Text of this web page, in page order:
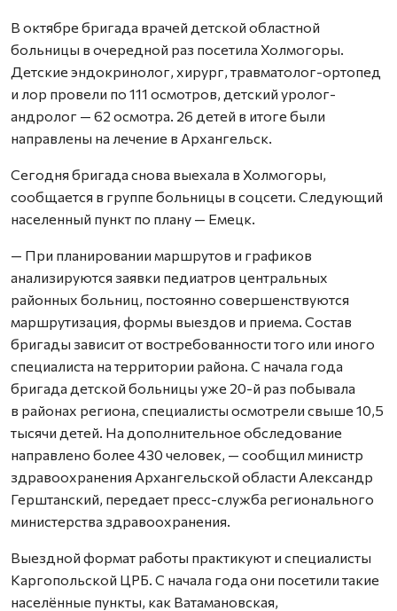
В октябре бригада врачей детской областной
больницы в очередной раз посетила Холмогоры.
Детские эндокринолог, хирург, травматолог-ортопед
и лор провели по 111 осмотров, детский уролог-
андролог — 62 осмотра. 26 детей в итоге были
направлены на лечение в Архангельск.
Сегодня бригада снова выехала в Холмогоры,
сообщается в группе больницы в соцсети. Следующий
населенный пункт по плану — Емецк.
— При планировании маршрутов и графиков
анализируются заявки педиатров центральных
районных больниц, постоянно совершенствуются
маршрутизация, формы выездов и приема. Состав
бригады зависит от востребованности того или иного
специалиста на территории района. С начала года
бригада детской больницы уже 20-й раз побывала
в районах региона, специалисты осмотрели свыше 10,5
тысячи детей. На дополнительное обследование
направлено более 430 человек, — сообщил министр
здравоохранения Архангельской области Александр
Герштанский, передает пресс-служба регионального
министерства здравоохранения.
Выездной формат работы практикуют и специалисты
Каргопольской ЦРБ. С начала года они посетили такие
населённые пункты, как Ватамановская,